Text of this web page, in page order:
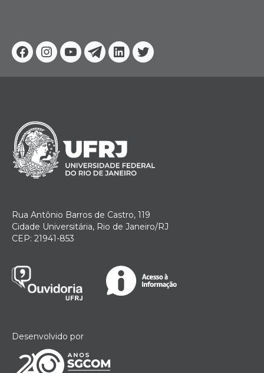
Facebook
Instagram
YoutubeTelegram
Linkedin
Twitter
Rua Antônio Barros de Castro, 119
Cidade Universitária, Rio de Janeiro/RJ
CEP: 21941-853
Desenvolvido por